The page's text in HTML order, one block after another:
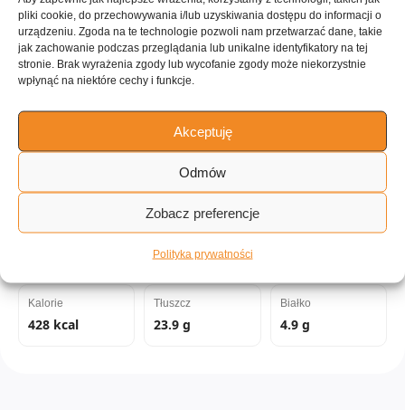
pliki cookie, do przechowywania i/lub uzyskiwania dostępu do informacji o
urządzeniu. Zgoda na te technologie pozwoli nam przetwarzać dane, takie
jak zachowanie podczas przeglądania lub unikalne identyfikatory na tej
stronie. Brak wyrażenia zgody lub wycofanie zgody może niekorzystnie
wpłynąć na niektóre cechy i funkcje.
Akceptuję
Odmów
Zobacz preferencje
Polityka prywatności
ILOŚĆ PORCJI
Tagi:
Orzechy do 60 minut
Kalorie
428 kcal
Tłuszcz
23.9 g
Białko
4.9 g